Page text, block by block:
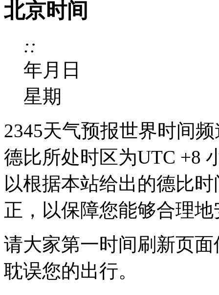
北京时间
::
年 月 日
星期
2345天气预报世界时间
德比所处时区为UTC +8
以根据本站给出的德比
正，以保障您能够合理
请大家第一时间刷新页
耽误您的出行。